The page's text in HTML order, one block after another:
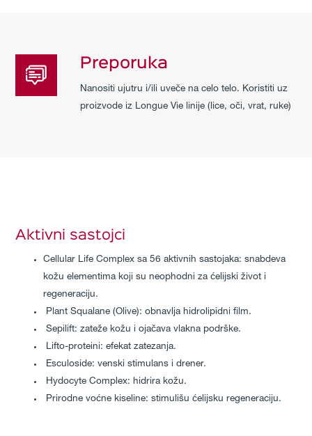
Preporuka
Nanositi ujutru i/ili uveče na celo telo. Koristiti uz
proizvode iz Longue Vie linije (lice, oči, vrat, ruke)
Aktivni sastojci
Cellular Life Complex sa 56 aktivnih sastojaka: snabdeva
kožu elementima koji su neophodni za ćelijski život i
regeneraciju.
Plant Squalane (Olive): obnavlja hidrolipidni film.
Sepilift: zateže kožu i ojačava vlakna podrške.
Lifto-proteini: efekat zatezanja.
Esculoside: venski stimulans i drener.
Hydocyte Complex: hidrira kožu.
Prirodne voćne kiseline: stimulišu ćelijsku regeneraciju.